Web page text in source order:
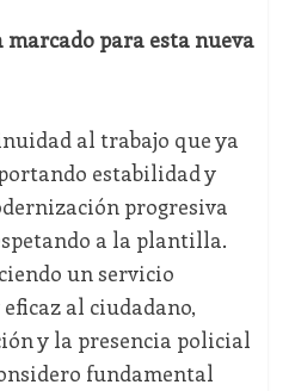
marcado para esta nueva
al trabajo que ya
estabilidad y
progresiva
a la plantilla.
un servicio
al ciudadano,
y la presencia policial
fundamental